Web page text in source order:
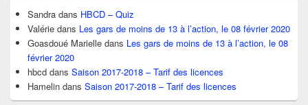
Sandra dans HBCD – Quiz
Valérie dans Les gars de moins de 13 à l’action, le 08 février 2020
Goasdoué Marielle dans Les gars de moins de 13 à l’action, le 08
février 2020
hbcd dans Saison 2017-2018 – Tarif des licences
Hamelin dans Saison 2017-2018 – Tarif des licences